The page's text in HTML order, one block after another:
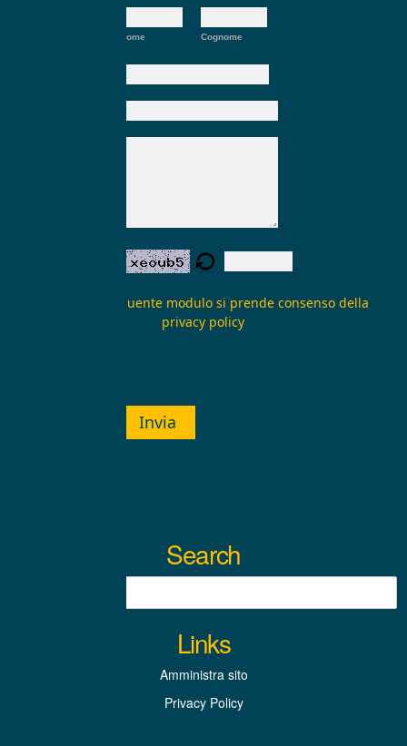
Nome Cognome
Inviando il seguente modulo si prende consenso della
privacy policy
Invia
Search
Links
Amministra sito
Privacy Policy